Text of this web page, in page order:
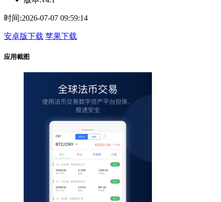
时间:2026-07-07 09:59:14
安卓版下载 苹果下载
应用截图